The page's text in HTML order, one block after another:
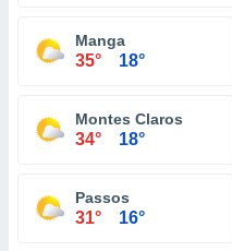
Manga
35° 18°
Montes Claros
34° 18°
Passos
31° 16°